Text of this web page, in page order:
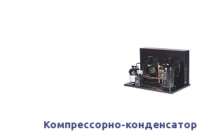
Компрессорно-